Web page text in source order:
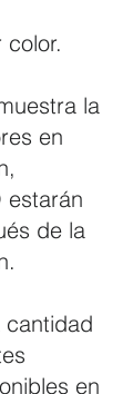
color.
la
en
estarán
de la
cantidad
en